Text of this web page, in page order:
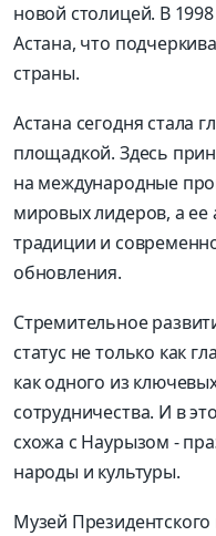
новой столицей. В
Астана, что
страны.
Астана сегодня стала
площадкой. Здесь
на международные
мировых лидеров, а ее
традиции и
обновления.
Стремительное
статус не только как
как одного из
сотрудничества. И в
схожа с Наурызом -
народы и культуры.
Музей